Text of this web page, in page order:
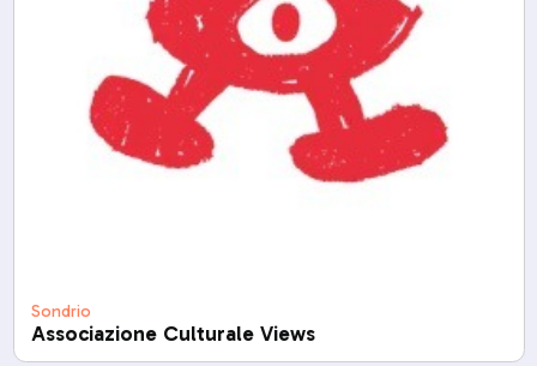
Sondrio
Associazione Culturale Views